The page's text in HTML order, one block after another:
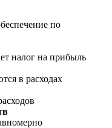
по
налог на прибыль
в расходах